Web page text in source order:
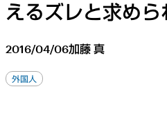
えるズレと求め
2016/04/06加藤 真
外国人